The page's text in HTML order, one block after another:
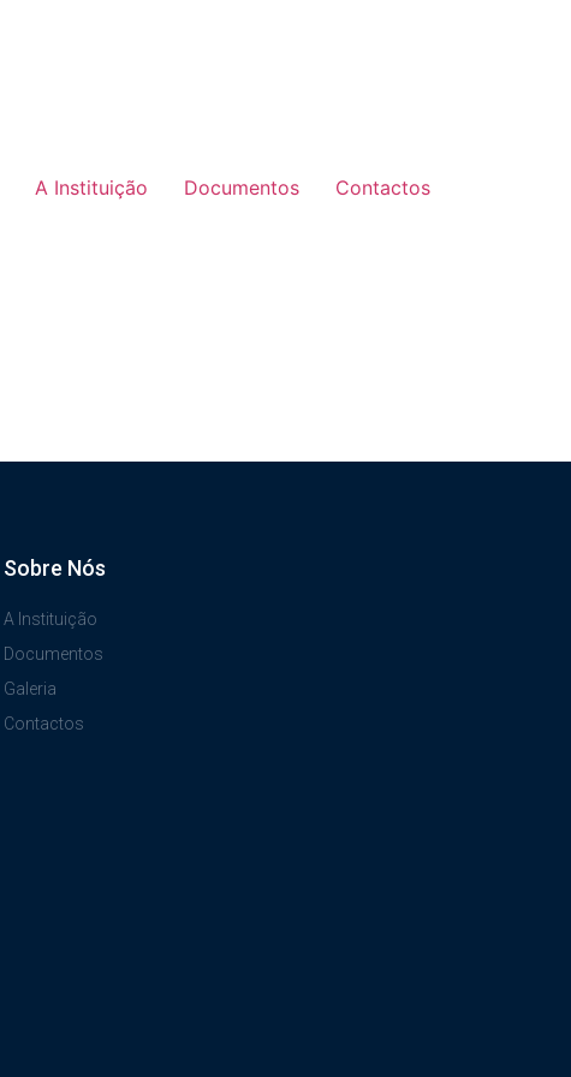
A Instituição Documentos Contactos
Sobre Nós
A Instituição
Documentos
Galeria
Contactos